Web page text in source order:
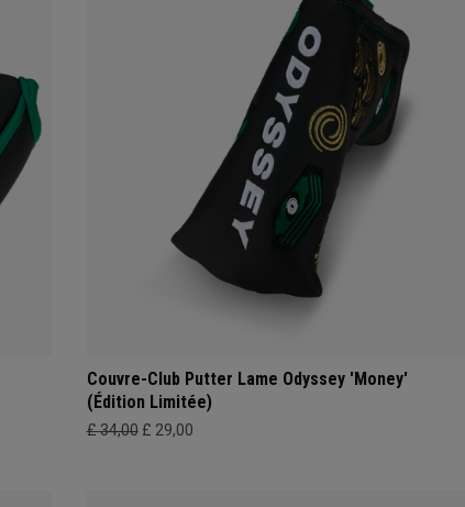
Couvre-Club Putter Lame Odyssey 'Money'
(Édition Limitée)
£ 34,00 £ 29,00